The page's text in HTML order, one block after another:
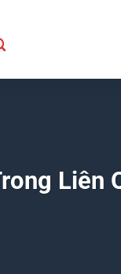
Liên